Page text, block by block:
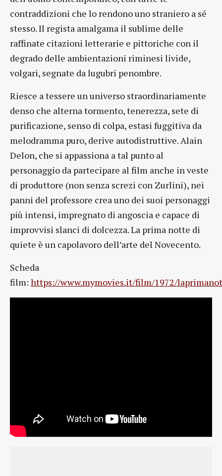
contraddizioni che lo rendono uno straniero a sé
stesso. Il regista amalgama il sublime delle
raffinate citazioni letterarie e pittoriche con il
degrado delle ambientazioni riminesi livide,
volgari, segnate da lugubri penombre.
Riesce a tessere un universo straordinariamente
denso che alterna tormento, tenerezza, sete di
purificazione, senso di colpa, estasi fuggitiva da
melodramma puro, derive autodistruttive. Alain
Delon, che si appassiona a tal punto al
personaggio da partecipare al film anche in veste
di produttore (non senza screzi con Zurlini), nei
panni del professore crea uno dei suoi personaggi
più intensi, impregnato di angoscia e capace di
improvvisi slanci di dolcezza. La prima notte di
quiete è un capolavoro dell’arte del Novecento.
Scheda
film: https://www.mymovies.it/film/1972/